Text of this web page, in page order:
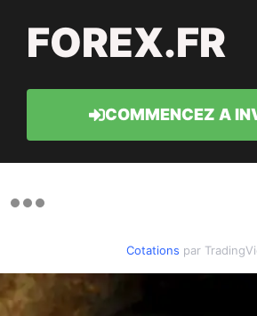
FOREX.FR
COMMENCEZ A
Cotations par